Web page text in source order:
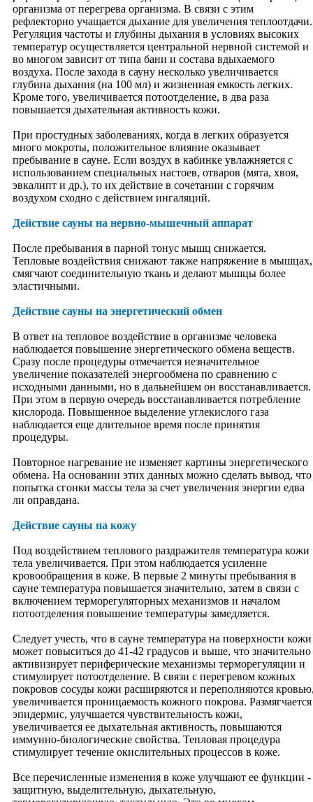
Пчеловодство
Для ума
Память
Концентрация
Медитация
Практика внимательности
Болезни и ум
Психология
Смехотерапия
Управление событиями
Ум и органы чувств
Настрои
Для тела
Баня
Сон
Гимнастика, закаливание
Общение
Сауна
Работа
Отдых
Дыхание
Массаж и самомассаж
Болезни и исцеление
Советы врача
Ароматерапия
Лечебные травы
Народные средства
Профилактика
Стрессы и депрессии
Терапия
Биоритмология
Здрава
Оздоровительные системы
Экология
Экосистемы
Экотранспорт
Экопоселения
Экология быта
Экология питания
Экологическая этика
Разные эко-новинки
Этика питания
Системы питания
Сыроедение
Раздельное питание
Ведическая кулинария
Вегетарианское питание
Заготовки на зиму
Кулинарные рецепты
Рецепты к праздникам
Психология питания
Разновидности диет
Лечебные диеты
организма от перегрева организма. В связи с этим
рефлекторно учащается дыхание для увеличения теплоотдачи.
Регуляция частоты и глубины дыхания в условиях высоких
температур осуществляется центральной нервной системой и
во многом зависит от типа бани и состава вдыхаемого
воздуха. После захода в сауну несколько увеличивается
глубина дыхания (на 100 мл) и жизненная емкость легких.
Кроме того, увеличивается потоотделение, в два раза
повышается дыхательная активность кожи.
При простудных заболеваниях, когда в легких образуется
много мокроты, положительное влияние оказывает
пребывание в сауне. Если воздух в кабинке увлажняется с
использованием специальных настоев, отваров (мята, хвоя,
эвкалипт и др.), то их действие в сочетании с горячим
воздухом сходно с действием ингаляций.
Действие сауны на нервно-мышечный аппарат
После пребывания в парной тонус мышц снижается.
Тепловые воздействия снижают также напряжение в мышцах,
смягчают соединительную ткань и делают мышцы более
эластичными.
Действие сауны на энергетический обмен
В ответ на тепловое воздействие в организме человека
наблюдается повышение энергетического обмена веществ.
Сразу после процедуры отмечается незначительное
увеличение показателей энергообмена по сравнению с
исходными данными, но в дальнейшем он восстанавливается.
При этом в первую очередь восстанавливается потребление
кислорода. Повышенное выделение углекислого газа
наблюдается еще длительное время после принятия
процедуры.
Повторное нагревание не изменяет картины энергетического
обмена. На основании этих данных можно сделать вывод, что
попытка сгонки массы тела за счет увеличения энергии едва
ли оправдана.
Действие сауны на кожу
Под воздействием теплового раздражителя температура кожи
тела увеличивается. При этом наблюдается усиление
кровообращения в коже. В первые 2 минуты пребывания в
сауне температура повышается значительно, затем в связи с
включением терморегуляторных механизмов и началом
потоотделения повышение температуры замедляется.
Следует учесть, что в сауне температура на поверхности кожи
может повыситься до 41-42 градусов и выше, что значительно
активизирует периферические механизмы терморегуляции и
стимулирует потоотделение. В связи с перегревом кожных
покровов сосуды кожи расширяются и переполняются
увеличивается проницаемость кожного покрова. Размягчается
эпидермис, улучшается чувствительность кожи,
увеличивается ее дыхательная активность, повышаются
иммунно-биологические свойства. Тепловая процедура
стимулирует течение окислительных процессов в коже.
Все перечисленные изменения в коже улучшают ее функции -
защитную, выделительную, дыхательную,